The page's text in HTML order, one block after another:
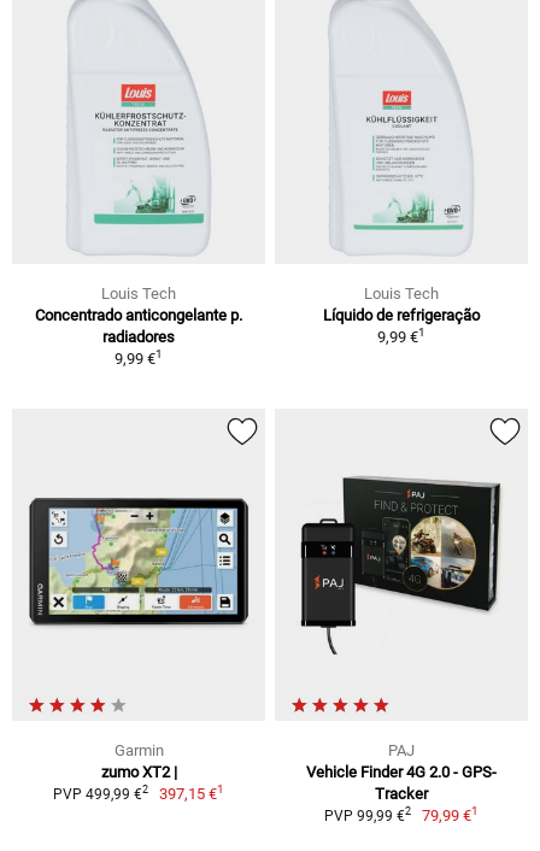
Louis Tech
Concentrado anticongelante p.
radiadores
9,99 €1
Louis Tech
Líquido de refrigeração
9,99 €1
Garmin
zumo XT2 |
PVP 499,99 €2 397,15 €1
PAJ
Vehicle Finder 4G 2.0 - GPS-
Tracker
PVP 99,99 €2 79,99 €1